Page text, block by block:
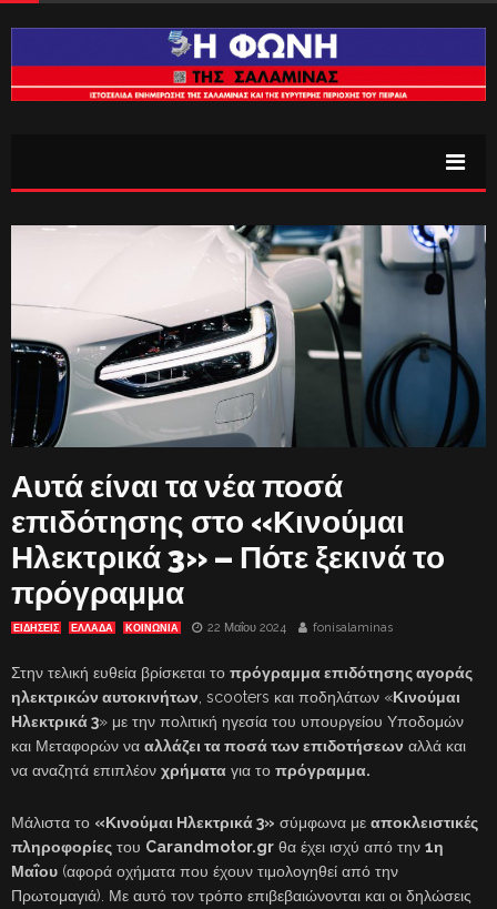
Αυτά είναι τα νέα ποσά
επιδότησης στο «Κινούμαι
Ηλεκτρικά 3» – Πότε ξεκινά το
πρόγραμμα
ΕΙΔΗΣΕΙΣ ΕΛΛΑΔΑ ΚΟΙΝΩΝΙΑ 22 Μαΐου 2024 fonisalaminas
Στην τελική ευθεία βρίσκεται το πρόγραμμα επιδότησης αγοράς
ηλεκτρικών αυτοκινήτων , scooters και ποδηλάτων «Κινούμαι
Ηλεκτρικά 3» με την πολιτική ηγεσία του υπουργείου Υποδομών
και Μεταφορών να αλλάζει τα ποσά των επιδοτήσεων αλλά και
να αναζητά επιπλέον χρήματα για το πρόγραμμα.
Μάλιστα το «Κινούμαι Ηλεκτρικά 3» σύμφωνα με αποκλειστικές
πληροφορίες του Carandmotor.gr θα έχει ισχύ από την 1η
Μαΐου (αφορά οχήματα που έχουν τιμολογηθεί από την
Πρωτομαγιά). Με αυτό τον τρόπο επιβεβαιώνονται και οι δηλώσεις